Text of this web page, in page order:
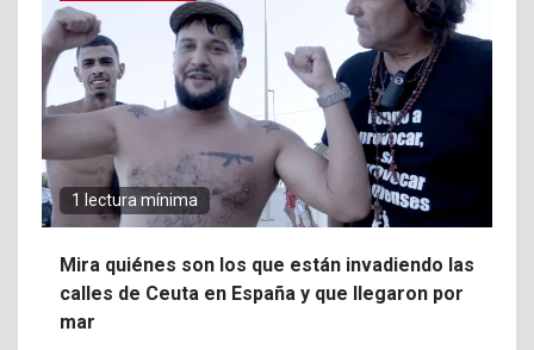
1 lectura mínima
Mira quiénes son los que están invadiendo las
calles de Ceuta en España y que llegaron por
mar